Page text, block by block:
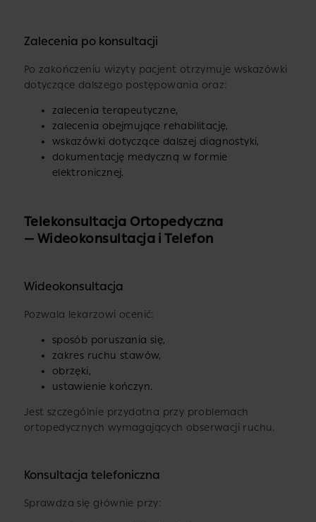
Zalecenia po konsultacji
Po zakończeniu wizyty pacjent otrzymuje wskazówki
dotyczące dalszego postępowania oraz:
zalecenia terapeutyczne,
zalecenia obejmujące rehabilitację,
wskazówki dotyczące dalszej diagnostyki,
dokumentację medyczną w formie
elektronicznej.
Telekonsultacja Ortopedyczna
— Wideokonsultacja i Telefon
Wideokonsultacja
Pozwala lekarzowi ocenić:
sposób poruszania się,
zakres ruchu stawów,
obrzęki,
ustawienie kończyn.
Jest szczególnie przydatna przy problemach
ortopedycznych wymagających obserwacji ruchu.
Konsultacja telefoniczna
Sprawdza się głównie przy: